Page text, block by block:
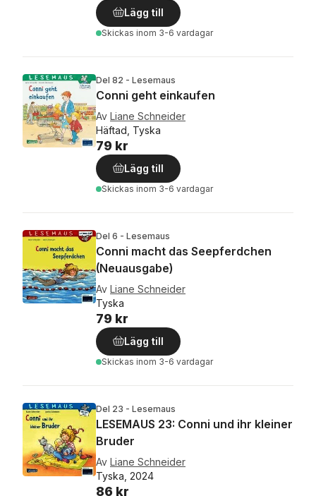
Lägg till
Skickas inom 3-6 vardagar
Del 82 - Lesemaus
Conni geht einkaufen
Av Liane Schneider
Häftad, Tyska
79 kr
Lägg till
Skickas inom 3-6 vardagar
Del 6 - Lesemaus
Conni macht das Seepferdchen
(Neuausgabe)
Av Liane Schneider
Tyska
79 kr
Lägg till
Skickas inom 3-6 vardagar
Del 23 - Lesemaus
LESEMAUS 23: Conni und ihr kleiner
Bruder
Av Liane Schneider
Tyska, 2024
86 kr